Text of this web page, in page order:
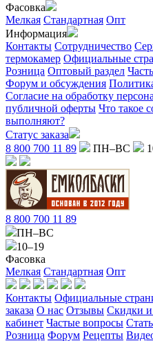
Фасовка
Мелкая Стандартная Опт
Информация
Контакты Сотрудничество
термокамер Официальные
Розница Оптовый раздел
Форум и обсуждения
Согласие на обработку
публичной оферты Что такое
выполняют?
Статус заказа
8 800 700 11 89
ПН–ВС
8 800 700 11 89
ПН–ВС
10–19
Фасовка
Мелкая Стандартная Опт
Контакты Официальные
заказа О нас Отзывы Скидки
кабинет Частые вопросы
Розница Форум Рецепты